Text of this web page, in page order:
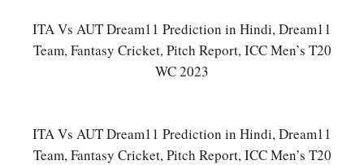
ITA Vs AUT Dream11 Prediction in Hindi, Dream11
Team, Fantasy Cricket, Pitch Report, ICC Men’s T20
WC 2023
ITA Vs AUT Dream11 Prediction in Hindi, Dream11
Team, Fantasy Cricket, Pitch Report, ICC Men’s T20